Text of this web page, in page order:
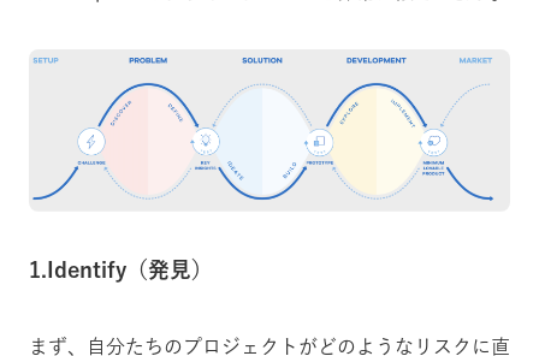
1.Identify（発見）
まず、自分たちのプロジェクトがどのようなリスクに直